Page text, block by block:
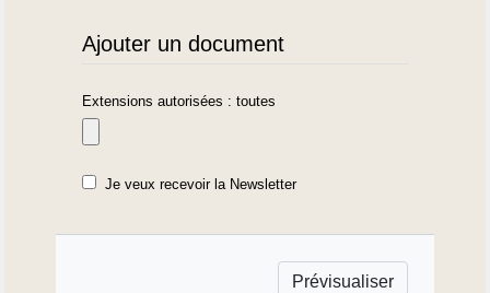
Ajouter un document
Extensions autorisées : toutes
Je veux recevoir la Newsletter